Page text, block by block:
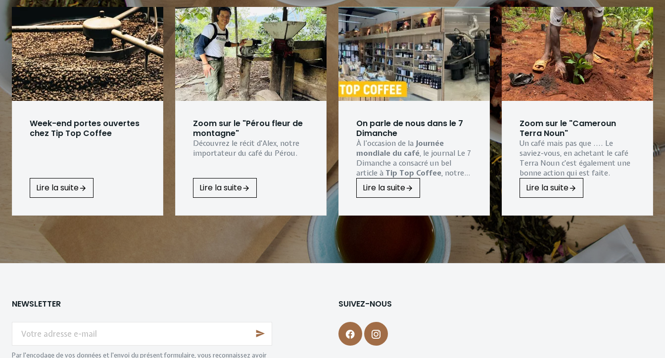
Week-end portes ouvertes
chez Tip Top Coffee
Lire la suite
Zoom sur le "Pérou fleur de
montagne"
Découvrez le récit d'Alex, notre
importateur du café du Pérou.
Lire la suite
On parle de nous dans le 7
Dimanche
À l’occasion de la Journée
mondiale du café, le journal Le 7
Dimanche a consacré un bel
article à Tip Top Coffee, notre
torréfaction artisanale installée
Sombreffe.
torréfie depuis plus de vingt ans
des cafés de spécialité avec
Lire la suite
Zoom sur le "Cameroun
Terra Noun"
Un café mais pas que .... Le
saviez-vous, en achetant le café
Terra Noun c'est également une
bonne action qui est faite.
Lire la suite
NEWSLETTER
adresse
e-
mail
Par l'encodage de vos données et l'envoi du présent formulaire, vous reconnaissez avoir
SUIVEZ-NOUS